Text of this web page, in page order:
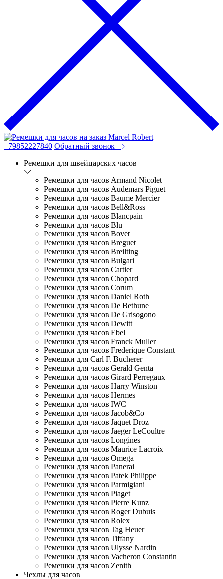
+79852227840 Обратный звонок
Ремешки для швейцарских часов
Ремешки для часов Armand Nicolet
Ремешки для часов Audemars Piguet
Ремешки для часов Baume Mercier
Ремешки для часов Bell&Ross
Ремешки для часов Blancpain
Ремешки для часов Blu
Ремешки для часов Bovet
Ремешки для часов Breguet
Ремешки для часов Breilting
Ремешки для часов Bulgari
Ремешки для часов Cartier
Ремешки для часов Chopard
Ремешки для часов Corum
Ремешки для часов Daniel Roth
Ремешки для часов De Bethune
Ремешки для часов De Grisogono
Ремешки для часов Dewitt
Ремешки для часов Ebel
Ремешки для часов Franck Muller
Ремешки для часов Frederique Constant
Ремешки для Carl F. Bucherer
Ремешки для часов Gerald Genta
Ремешки для часов Girard Perregaux
Ремешки для часов Harry Winston
Ремешки для часов Hermes
Ремешки для часов IWC
Ремешки для часов Jacob&Co
Ремешки для часов Jaquet Droz
Ремешки для часов Jaeger LeCoultre
Ремешки для часов Longines
Ремешки для часов Maurice Lacroix
Ремешки для часов Omega
Ремешки для часов Panerai
Ремешки для часов Patek Philippe
Ремешки для часов Parmigiani
Ремешки для часов Piaget
Ремешки для часов Pierre Kunz
Ремешки для часов Roger Dubuis
Ремешки для часов Rolex
Ремешки для часов Tag Heuer
Ремешки для часов Tiffany
Ремешки для часов Ulysse Nardin
Ремешки для часов Vacheron Constantin
Ремешки для часов Zenith
Чехлы для часов